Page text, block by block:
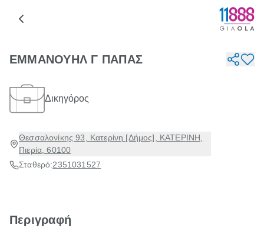
ΕΜΜΑΝΟΥΗΛ Γ ΠΑΠΑΣ
Δικηγόρος
Θεσσαλονίκης 93, Κατερίνη [Δήμος], ΚΑΤΕΡΙΝΗ,
Πιερία, 60100
Σταθερό:2351031527
Περιγραφή